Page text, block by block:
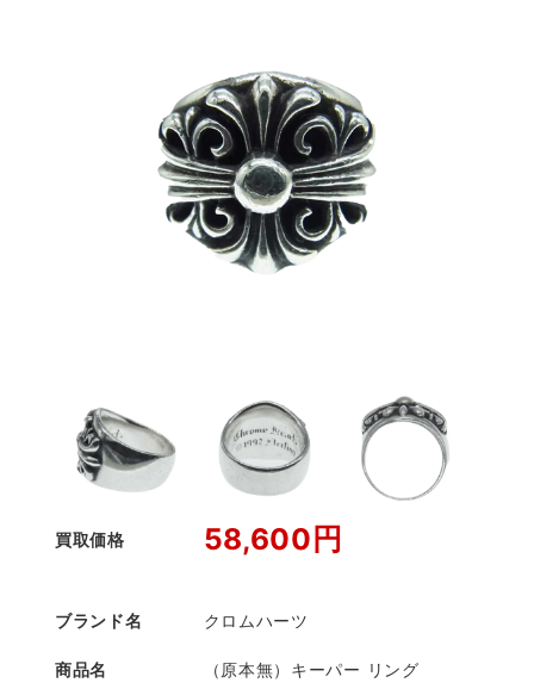
買取価格 58,600円
ブランド名 クロムハーツ
商品名 （原本無）キーパー リング